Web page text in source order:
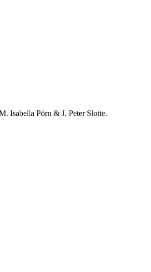
Isabella Pörn & J. Peter Slotte.